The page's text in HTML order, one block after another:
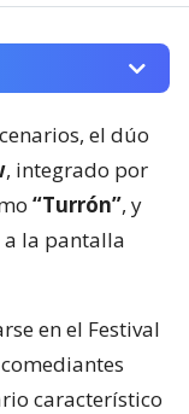
el dúo
, integrado por
“Turrón”, y
a la pantalla
en el Festival
característico